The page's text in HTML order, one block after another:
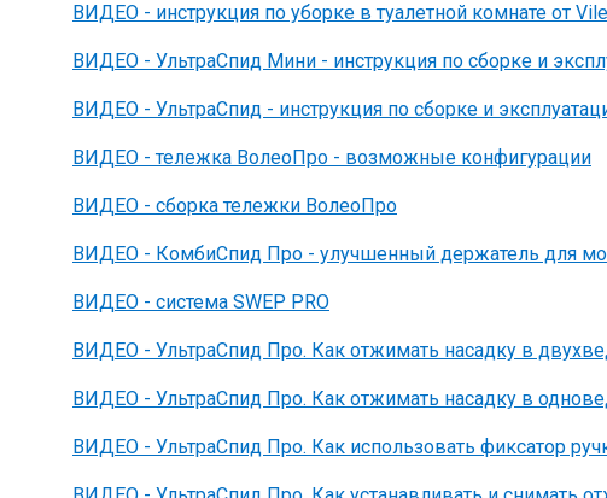
ВИДЕО - инструкция по уборке в туалетной комнате от
ВИДЕО - УльтраСпид Мини - инструкция по сборке и
ВИДЕО - УльтраСпид - инструкция по сборке и
ВИДЕО - тележка ВолеоПро - возможные конфигурации
ВИДЕО - сборка тележки ВолеоПро
ВИДЕО - КомбиСпид Про - улучшенный держатель для
ВИДЕО - система SWEP PRO
ВИДЕО - УльтраСпид Про. Как отжимать насадку в
ВИДЕО - УльтраСпид Про. Как отжимать насадку в
ВИДЕО - УльтраСпид Про. Как использовать фиксатор